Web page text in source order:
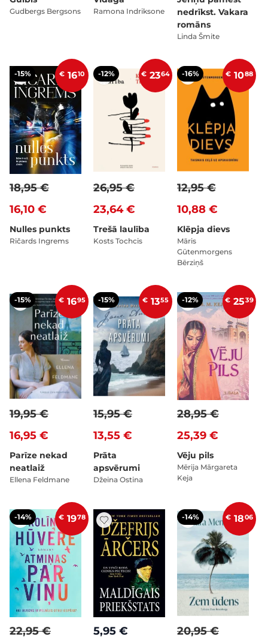
Gudbergs Bergsons Ramona Indriksone
nedrīkst. Vakara
romāns
Linda Šmite
-15% € 1610
16,10 €
18,95 €
Nulles punkts
Ričards Ingrems
-12% € 2364
23,64 €
26,95 €
Trešā laulība
Kosts Tochcis
-16% € 1088
10,88 €
12,95 €
Klēpja dievs
Māris
Gūtenmorgens
Bērziņš
-15% € 1695
16,95 €
19,95 €
Parīze nekad
neatlaiž
Ellena Feldmane
-15% € 1355
13,55 €
15,95 €
Prāta
apsvērumi
Džeina Ostina
-12% € 2539
25,39 €
28,95 €
Vēju pils
Mērija Mārgareta
Keja
-14% € 1978
22,95 € 5,95 €
-14% € 1806
20,95 €